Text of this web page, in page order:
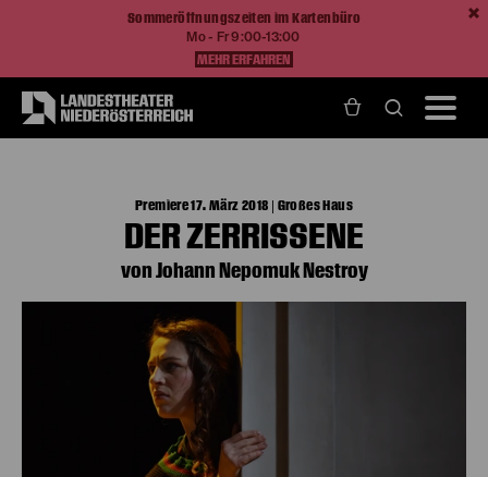
Sommeröffnungszeiten im Kartenbüro
Mo - Fr 9:00-13:00
MEHR ERFAHREN
Premiere 17. März 2018 | Großes Haus
DER ZERRISSENE
von Johann Nepomuk Nestroy